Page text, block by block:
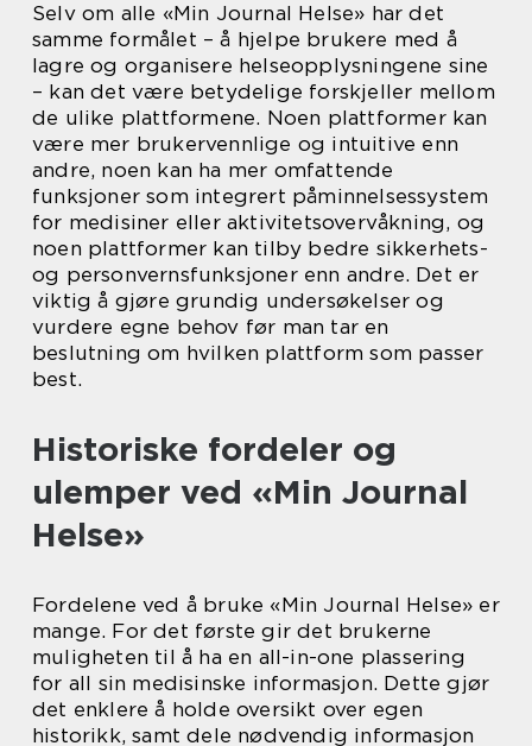
Selv om alle «Min Journal Helse» har det
samme formålet – å hjelpe brukere med å
lagre og organisere helseopplysningene sine
– kan det være betydelige forskjeller mellom
de ulike plattformene. Noen plattformer kan
være mer brukervennlige og intuitive enn
andre, noen kan ha mer omfattende
funksjoner som integrert påminnelsessystem
for medisiner eller aktivitetsovervåkning, og
noen plattformer kan tilby bedre sikkerhets-
og personvernsfunksjoner enn andre. Det er
viktig å gjøre grundig undersøkelser og
vurdere egne behov før man tar en
beslutning om hvilken plattform som passer
best.
Historiske fordeler og
ulemper ved «Min Journal
Helse»
Fordelene ved å bruke «Min Journal Helse» er
mange. For det første gir det brukerne
muligheten til å ha en all-in-one plassering
for all sin medisinske informasjon. Dette gjør
det enklere å holde oversikt over egen
historikk, samt dele nødvendig informasjon